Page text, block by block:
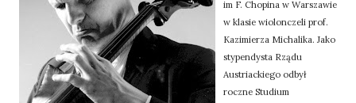
im F. Chopina w Warszawie
w klasie wiolonczeli prof.
Kazimierza Michalika. Jako
stypendysta Rządu
Austriackiego odbył
roczne Studium